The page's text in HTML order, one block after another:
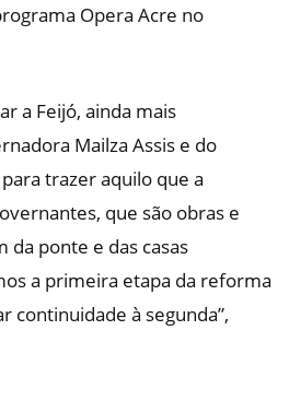
Opera Acre no
a Feijó, ainda mais
Mailza Assis e do
trazer aquilo que a
que são obras e
da ponte e das casas
a primeira etapa da reforma
continuidade à segunda”,